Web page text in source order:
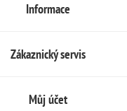
Informace
Zákaznický servis
Můj účet